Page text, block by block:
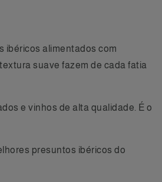
ibéricos alimentados com
suave fazem de cada fatia
e vinhos de alta qualidade. É o
presuntos ibéricos do